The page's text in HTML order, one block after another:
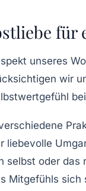
unseres
wir
liebevolle
selbst oder
Mitgefühls